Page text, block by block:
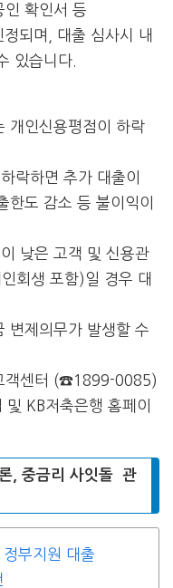
인 확인서 등
되며, 대출 심사시 내
있습니다.
개인신용평점이 하락
락하면 추가 대출이
한도 감소 등 불이익이
낮은 고객 및 신용관
회생 포함)일 경우 대
변제의무가 발생할 수
객센터 (☎1899-0085)
KB저축은행 홈페이
, 중금리 사잇돌 관
부지원 대출